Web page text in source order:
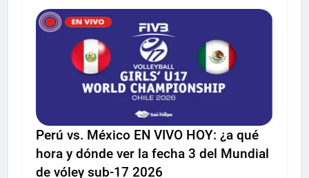
Perú vs. México EN VIVO HOY: ¿a qué
hora y dónde ver la fecha 3 del Mundial
de vóley sub-17 2026